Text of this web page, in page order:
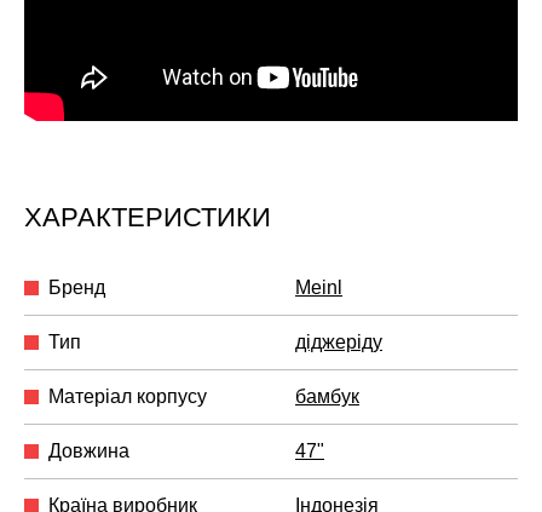
ХАРАКТЕРИСТИКИ
Бренд Meinl
Тип діджеріду
Матеріал корпусу бамбук
Довжина 47"
Країна виробник Індонезія